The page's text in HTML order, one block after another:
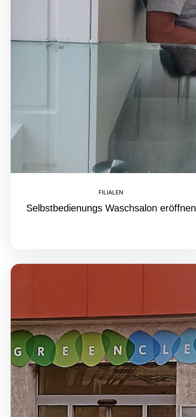
FILIALEN
Selbstbedienungs Waschsalon eröffnen